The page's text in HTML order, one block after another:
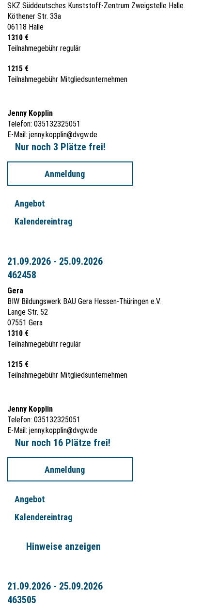
SKZ Süddeutsches Kunststoff-Zentrum Zweigstelle Halle
Köthener Str. 33a
06118 Halle
1310 €
Teilnahmegebühr regulär
1215 €
Teilnahmegebühr Mitgliedsunternehmen
Jenny Kopplin
Telefon: 035132325051
E-Mail: jenny.kopplin@dvgw.de
Nur noch 3 Plätze frei!
Anmeldung
Angebot
Kalendereintrag
21.09.2026 - 25.09.2026
462458
Gera
BIW Bildungswerk BAU Gera Hessen-Thüringen e.V.
Lange Str. 52
07551 Gera
1310 €
Teilnahmegebühr regulär
1215 €
Teilnahmegebühr Mitgliedsunternehmen
Jenny Kopplin
Telefon: 035132325051
E-Mail: jenny.kopplin@dvgw.de
Nur noch 16 Plätze frei!
Anmeldung
Angebot
Kalendereintrag
Hinweise anzeigen
21.09.2026 - 25.09.2026
463505